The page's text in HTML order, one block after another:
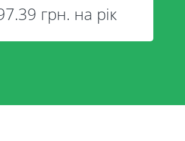
грн. на рік